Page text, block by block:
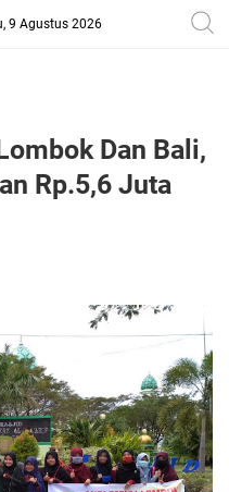
9 Agustus 2026
Dan Bali,
Rp.5,6 Juta